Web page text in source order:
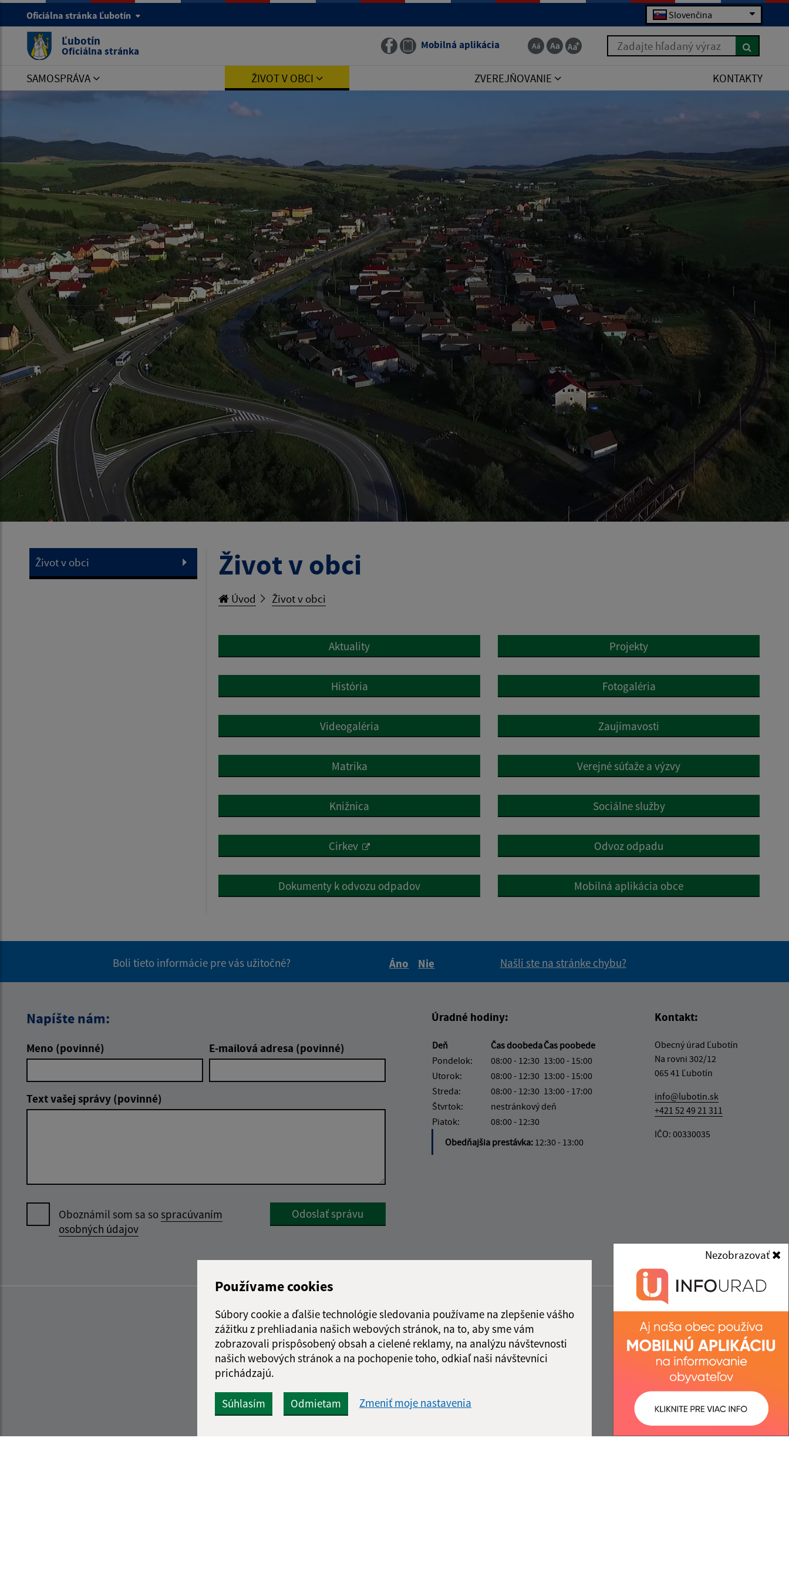
Používame cookies
Súbory cookie a ďalšie technológie sledovania používame na zlepšenie vášho
zážitku z prehliadania našich webových stránok, na to, aby sme vám
zobrazovali prispôsobený obsah a cielené reklamy, na analýzu návštevnosti
našich webových stránok a na pochopenie toho, odkiaľ naši návštevníci
prichádzajú.
Súhlasím Odmietam Zmeniť moje nastavenia
Nezobrazovať
Oficiálna stránka Ľubotín Slovenčina
Ľubotín
Oficiálna stránka Mobilná aplikácia Zadajte hľadaný výraz
SAMOSPRÁVA ŽIVOT V OBCI ZVEREJŇOVANIE KONTAKTY
Život v obci Život v obci
Úvod Život v obci
Aktuality Projekty
História Fotogaléria
Videogaléria Zaujímavosti
Matrika Verejné súťaže a výzvy
Knižnica Sociálne služby
Cirkev Odvoz odpadu
Dokumenty k odvozu odpadov Mobilná aplikácia obce
Boli tieto informácie pre vás užitočné?
Áno
Nie
Našli ste na stránke chybu?
Napíšte nám:
Meno (povinné) E-mailová adresa (povinné)
Text vašej správy (povinné)
Oboznámil som sa sospracúvaním
osobných údajov
Google reCaptcha Response
Odoslať správu
Úradné hodiny:
Deň Čas doobedaČas poobede
Pondelok:
08:00 - 12:30 13:00 - 15:00
Utorok:
08:00 - 12:30 13:00 - 15:00
Streda:
08:00 - 12:30 13:00 - 17:00
Štvrtok:
nestránkový deň
Piatok:
08:00 - 12:30
Obedňajšia prestávka: 12:30 - 13:00
Kontakt:
Obecný úrad Ľubotín
Na rovni 302/12
065 41 Ľubotín
info@lubotin.sk
+421 52 49 21 311
IČO: 00330035